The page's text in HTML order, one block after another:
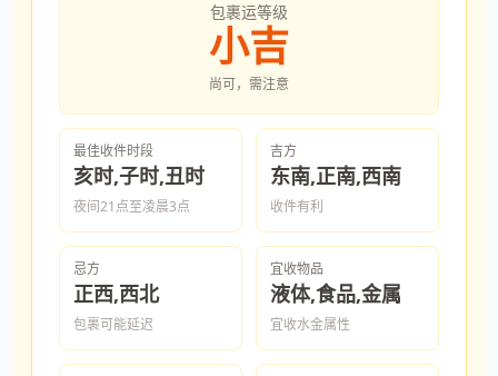
包裹运等级
小吉
尚可，需注意
最佳收件时段
亥时,子时,丑时
夜间21点至凌晨3点
吉方
东南,正南,西南
收件有利
忌方
正西,西北
包裹可能延迟
宜收物品
液体,食品,金属
宜收水金属性